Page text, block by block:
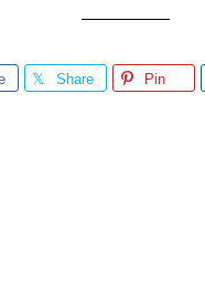
Share Pin